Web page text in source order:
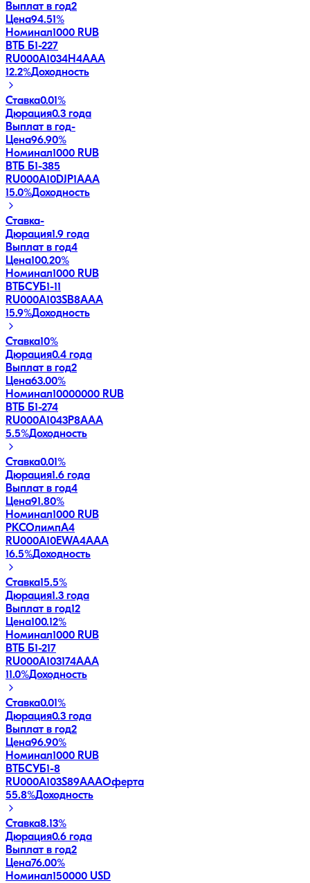
Выплат в год2
Цена94.51%
Номинал1000 RUB
ВТБ Б1-227
RU000A1034H4AAA
12.2%Доходность
Ставка0.01%
Дюрация0.3 года
Выплат в год-
Цена96.90%
Номинал1000 RUB
ВТБ Б1-385
RU000A10DJP1AAA
15.0%Доходность
Ставка-
Дюрация1.9 года
Выплат в год4
Цена100.20%
Номинал1000 RUB
ВТБСУБ1-11
RU000A103SB8AAA
15.9%Доходность
Ставка10%
Дюрация0.4 года
Выплат в год2
Цена63.00%
Номинал10000000 RUB
ВТБ Б1-274
RU000A1043P8AAA
5.5%Доходность
Ставка0.01%
Дюрация1.6 года
Выплат в год4
Цена91.80%
Номинал1000 RUB
РКСОлимпA4
RU000A10EWA4AAA
16.5%Доходность
Ставка15.5%
Дюрация1.3 года
Выплат в год12
Цена100.12%
Номинал1000 RUB
ВТБ Б1-217
RU000A103174AAA
11.0%Доходность
Ставка0.01%
Дюрация0.3 года
Выплат в год2
Цена96.90%
Номинал1000 RUB
ВТБСУБ1-8
RU000A103S89AAAОферта
55.8%Доходность
Ставка8.13%
Дюрация0.6 года
Выплат в год2
Цена76.00%
Номинал150000 USD